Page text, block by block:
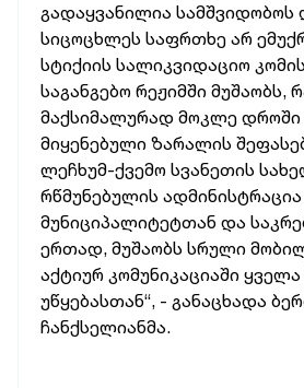
გადაყვანილია სამშვიდობოს
სიცოცხლეს საფრთხე არ
სტიქიის სალიკვიდაციო
საგანგებო რეჟიმში მუშაობს,
მაქსიმალურად მოკლე დროში
მიყენებული ზარალის
ლეჩხუმ-ქვემო სვანეთის
რწმუნებულის ადმინისტრაცია
მუნიციპალიტეტთან და
ერთად, მუშაობს სრული
აქტიურ კომუნიკაციაში ყველა
უწყებასთან“, - განაცხადა
ჩანქსელიანმა.